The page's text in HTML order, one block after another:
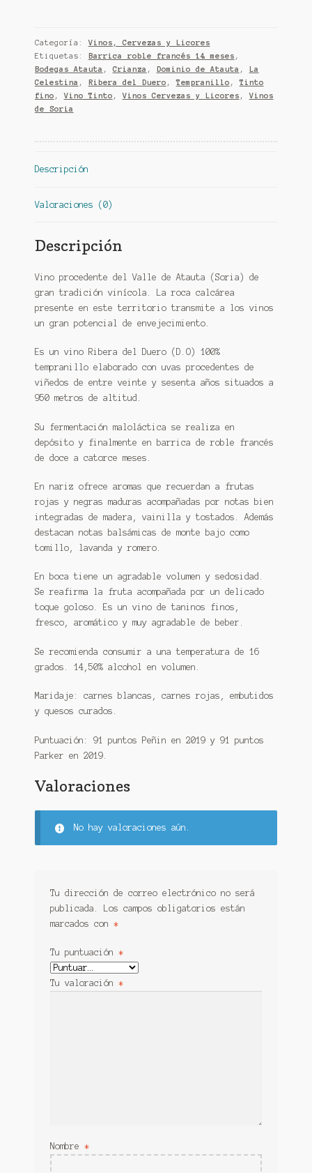
(D.O.
del
Duero)
cantidad
Categoría:Vinos, Cervezas y Licores
Etiquetas: Barrica roble francés 14 meses ,
Bodegas Atauta , Crianza , Dominio de Atauta , La
Celestina , Ribera del Duero ,Tempranillo ,Tinto
fino ,Vino Tinto ,Vinos Cervezas y Licores ,Vinos
de Soria
Descripción
Valoraciones (0)
Descripción
Vino procedente del Valle de Atauta (Soria) de
gran tradición vinícola. La roca calcárea
presente en este territorio transmite a los vinos
un gran potencial de envejecimiento.
Es un vino Ribera del Duero (D.O) 100%
tempranillo elaborado con uvas procedentes de
viñedos de entre veinte y sesenta años situados a
950 metros de altitud.
Su fermentación maloláctica se realiza en
depósito y finalmente en barrica de roble francés
de doce a catorce meses.
En nariz ofrece aromas que recuerdan a frutas
rojas y negras maduras acompañadas por notas bien
integradas de madera, vainilla y tostados. Además
destacan notas balsámicas de monte bajo como
tomillo, lavanda y romero.
En boca tiene un agradable volumen y sedosidad.
Se reafirma la fruta acompañada por un delicado
toque goloso. Es un vino de taninos finos,
fresco, aromático y muy agradable de beber.
Se recomienda consumir a una temperatura de 16
grados. 14,50% alcohol en volumen.
Maridaje: carnes blancas, carnes rojas, embutidos
y quesos curados.
Puntuación: 91 puntos Peñin en 2019 y 91 puntos
Parker en 2019.
Valoraciones
No hay valoraciones aún.
Tu dirección de correo electrónico no será
publicada.
Los campos obligatorios están
marcados con *
Tu puntuación *
Tu valoración *
Nombre *